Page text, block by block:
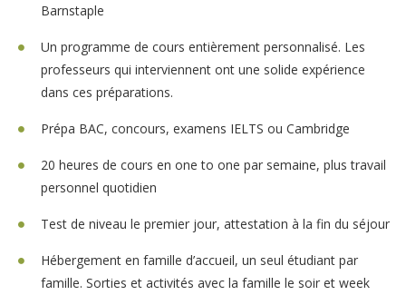
Barnstaple
Un programme de cours entièrement personnalisé. Les
professeurs qui interviennent ont une solide expérience
dans ces préparations.
Prépa BAC, concours, examens IELTS ou Cambridge
20 heures de cours en one to one par semaine, plus travail
personnel quotidien
Test de niveau le premier jour, attestation à la fin du séjour
Hébergement en famille d’accueil, un seul étudiant par
famille. Sorties et activités avec la famille le soir et week